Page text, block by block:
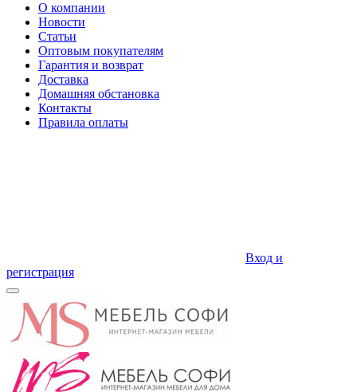
О компании
Новости
Статьи
Оптовым покупателям
Гарантия и возврат
Доставка
Домашняя обстановка
Контакты
Правила оплаты
Вход и
регистрация